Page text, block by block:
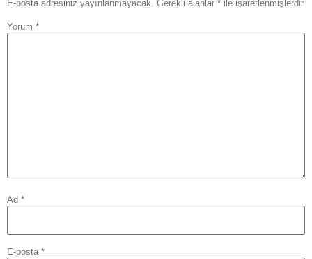
E-posta adresiniz yayınlanmayacak. Gerekli alanlar * ile işaretlenmişlerdir
Yorum *
Ad *
E-posta *